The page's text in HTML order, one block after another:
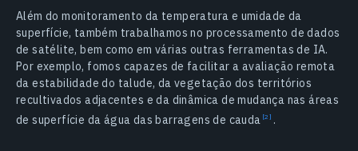
Além do monitoramento da temperatura e umidade da
superfície, também trabalhamos no processamento de dados
de satélite, bem como em várias outras ferramentas de IA.
Por exemplo, fomos capazes de facilitar a avaliação remota
da estabilidade do talude, da vegetação dos territórios
recultivados adjacentes e da dinâmica de mudança nas áreas
de superfície da água das barragens de cauda
.